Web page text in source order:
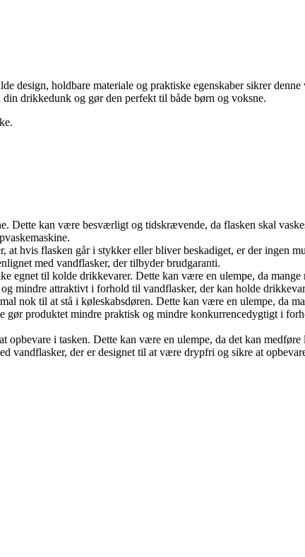
holdbare materiale og praktiske egenskaber sikrer denne
drikkedunk og gør den perfekt til både børn og voksne.
Dette kan være besværligt og tidskrævende, da flasken skal
at hvis flasken går i stykker eller bliver beskadiget, er der ingen
med vandflasker, der tilbyder brudgaranti.
egnet til kolde drikkevarer. Dette kan være en ulempe, da
mindre attraktivt i forhold til vandflasker, der kan holde
nok til at stå i køleskabsdøren. Dette kan være en ulempe, da
produktet mindre praktisk og mindre konkurrencedygtigt i
opbevare i tasken. Dette kan være en ulempe, da det kan
vandflasker, der er designet til at være drypfri og sikre at